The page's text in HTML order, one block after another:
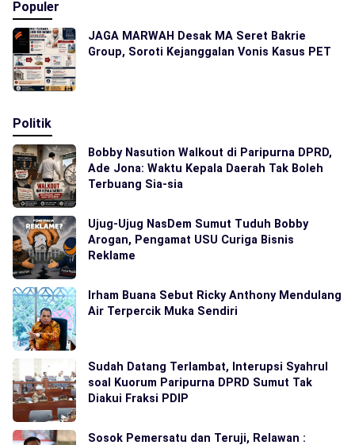
Populer
JAGA MARWAH Desak MA Seret Bakrie
Group, Soroti Kejanggalan Vonis Kasus PET
Politik
Bobby Nasution Walkout di Paripurna DPRD,
Ade Jona: Waktu Kepala Daerah Tak Boleh
Terbuang Sia-sia
Ujug-Ujug NasDem Sumut Tuduh Bobby
Arogan, Pengamat USU Curiga Bisnis
Reklame
Irham Buana Sebut Ricky Anthony Mendulang
Air Terpercik Muka Sendiri
Sudah Datang Terlambat, Interupsi Syahrul
soal Kuorum Paripurna DPRD Sumut Tak
Diakui Fraksi PDIP
Sosok Pemersatu dan Teruji, Relawan :